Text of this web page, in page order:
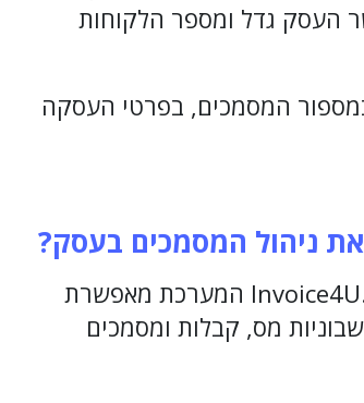
העסק גדל ומספר הלקוחות
במספור המסמכים, בפרטי העסקה
ניהול המסמכים בעסק?
אחד הפתרונות המוכרים בתחום החשבוניות הדיגיטליות הוא .Invoice4U המערכת מאפשרת
מס, קבלות ומסמכים